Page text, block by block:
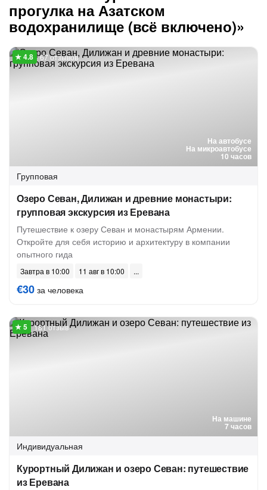
прогулка на Азатском
водохранилище (всё включено)»
На автобусе
На микроавтобусе
10 часов
67 отзывов
Групповая
Озеро Севан, Дилижан и древние монастыри:
групповая экскурсия из Еревана
Путешествие к озеру Севан и монастырям Армении.
Откройте для себя историю и архитектуру в компании
опытного гида
Завтра в 10:00 11 авг в 10:00
€30 за человека
На машине
7 часов
181 отзыв
Индивидуальная
Курортный Дилижан и озеро Севан: путешествие
из Еревана